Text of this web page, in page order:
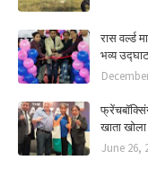
रास वर्ल्ड
भव्य
खाता खोला
June 26,